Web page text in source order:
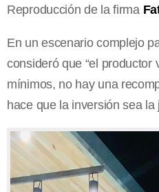
Reproducción de la firma
En un escenario complejo
consideró que “el productor
mínimos, no hay una
hace que la inversión sea la